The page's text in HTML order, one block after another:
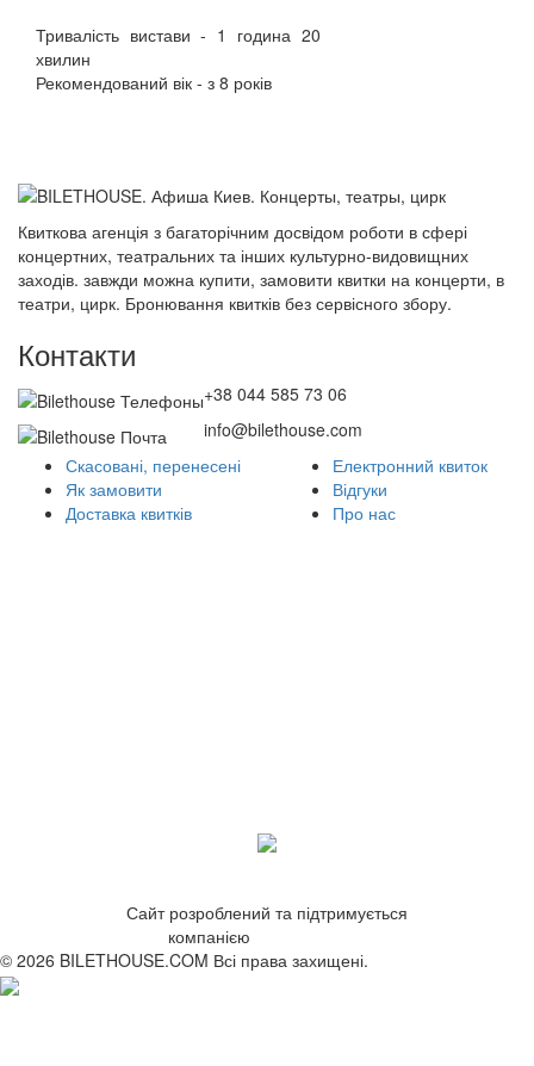
Тривалість вистави - 1 година 20
хвилин
Рекомендований вік - з 8 років
Квиткова агенція з багаторічним досвідом роботи в сфері
концертних, театральних та інших культурно-видовищних
заходів. завжди можна купити, замовити квитки на концерти, в
театри, цирк. Бронювання квитків без сервісного збору.
Контакти
+38 044 585 73 06
info@bilethouse.com
Скасовані, перенесені
Як замовити
Доставка квитків
Електронний квиток
Відгуки
Про нас
Сайт розроблений та підтримується
компанією
© 2026 BILETHOUSE.COM Всі права захищені.